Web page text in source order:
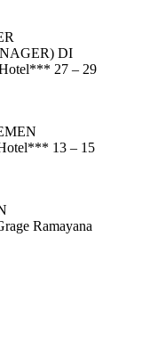
DI
27 – 29
13 – 15
Ramayana